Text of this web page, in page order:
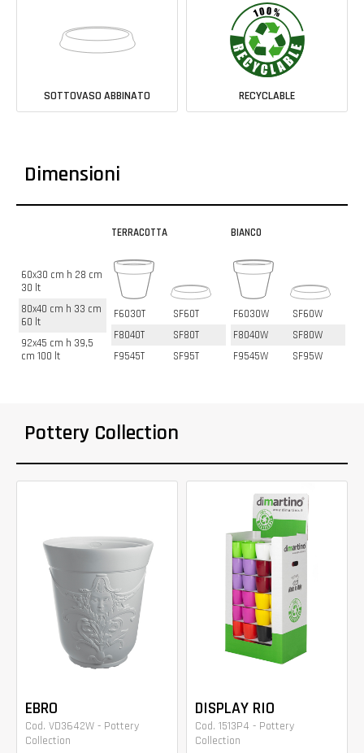
SOTTOVASO ABBINATO RECYCLABLE
Dimensioni
60x30 cm h 28 cm
30 lt
80x40 cm h 33 cm
60 lt
92x45 cm h 39,5
cm 100 lt
TERRACOTTA
F6030T
SF60T
F8040T
SF80T
F9545T
SF95T
BIANCO
F6030W
SF60W
F8040W
SF80W
F9545W
SF95W
Pottery Collection
EBRO
Cod. VD3642W - Pottery
Collection
DISPLAY RIO
Cod. 1513P4 - Pottery
Collection